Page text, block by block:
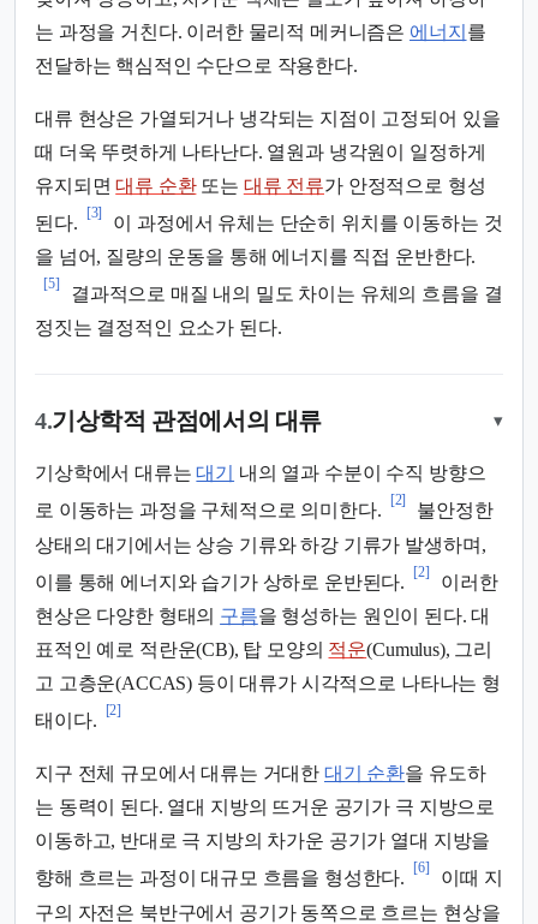
는 과정을 거친다. 이러한 물리적 메커니즘은 에너지 를
전달하는 핵심적인 수단으로 작용한다.
대류 현상은 가열되거나 냉각되는 지점이 고정되어 있을
때 더욱 뚜렷하게 나타난다. 열원과 냉각원이 일정하게
유지되면대류 순환또는 대류 전류가 안정적으로 형성
된다.
[3]
이 과정에서 유체는 단순히 위치를 이동하는 것
을 넘어, 질량의 운동을 통해 에너지를 직접 운반한다.
[5]
결과적으로 매질 내의 밀도 차이는 유체의 흐름을 결
정짓는 결정적인 요소가 된다.
4.기상학적 관점에서의 대류 ▾
기상학에서 대류는대기
내의 열과 수분이 수직 방향으
로 이동하는 과정을 구체적으로 의미한다.
[2]
불안정한
상태의 대기에서는 상승 기류와 하강 기류가 발생하며,
이를 통해 에너지와 습기가 상하로 운반된다.
[2]
이러한
현상은 다양한 형태의 구름을 형성하는 원인이 된다. 대
표적인 예로 적란운(CB), 탑 모양의 적운(Cumulus), 그리
고 고층운(ACCAS) 등이 대류가 시각적으로 나타나는 형
태이다.
[2]
지구 전체 규모에서 대류는 거대한 대기 순환을 유도하
는 동력이 된다. 열대 지방의 뜨거운 공기가 극 지방으로
이동하고, 반대로 극 지방의 차가운 공기가 열대 지방을
향해 흐르는 과정이 대규모 흐름을 형성한다.
[6]
이때 지
구의 자전은 북반구에서 공기가 동쪽으로 흐르는 현상을